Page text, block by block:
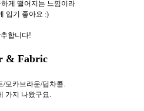
게 떨어지는 느낌이라
입기 좋아요 :)
합니다!
& Fabric
/모카브라운/딥차콜.
가지 나왔구요.